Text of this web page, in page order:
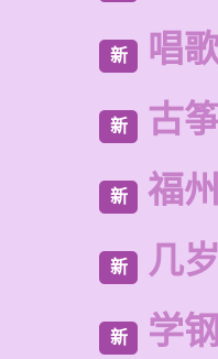
新 唱
新 古
新 福
新 几
新 学